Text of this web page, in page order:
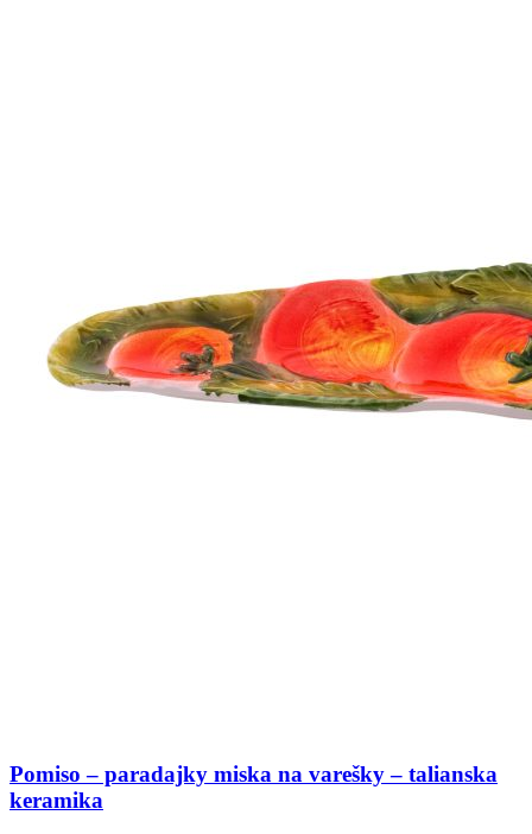
Pomiso – paradajky miska na varešky – talianska
keramika